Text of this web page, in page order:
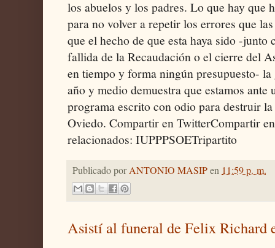
los abuelos y los padres. Lo que hay que
para no volver a repetir los errores que
que el hecho de que esta haya sido -
fallida de la Recaudación o el cierre del
en tiempo y forma ningún presupuesto-
año y medio demuestra que estamos
programa escrito con odio para destruir
Oviedo. Compartir en TwitterCompartir
relacionados: IUPPPSOETripartito
Publicado porANTONIO MASIPen 11:59 p. m.
Asistí al funeral de Felix Richard